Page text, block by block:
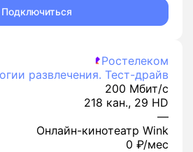
Подключиться
Ростелеком
развлечения. Тест-драйв
200 Мбит/с
218 кан., 29 HD
—
Онлайн-кинотеатр Wink
0 ₽/мес